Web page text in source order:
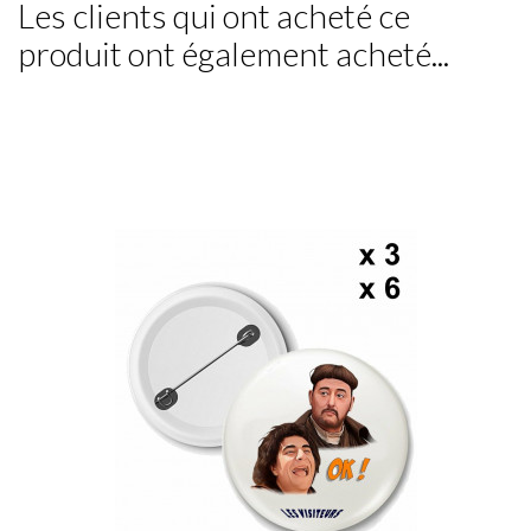
Les clients qui ont acheté ce
produit ont également acheté...